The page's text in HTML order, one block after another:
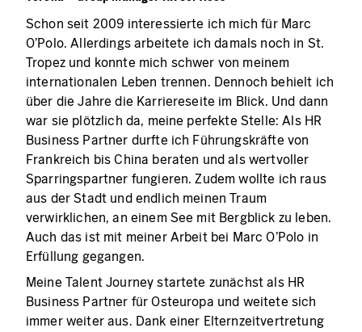
Schon seit 2009 interessierte ich mich für Marc
O’Polo. Allerdings arbeitete ich damals noch in St.
Tropez und konnte mich schwer von meinem
internationalen Leben trennen. Dennoch behielt ich
über die Jahre die Karriereseite im Blick. Und dann
war sie plötzlich da, meine perfekte Stelle: Als HR
Business Partner durfte ich Führungskräfte von
Frankreich bis China beraten und als wertvoller
Sparringspartner fungieren. Zudem wollte ich raus
aus der Stadt und endlich meinen Traum
verwirklichen, an einem See mit Bergblick zu leben.
Auch das ist mit meiner Arbeit bei Marc O’Polo in
Erfüllung gegangen.
Meine Talent Journey startete zunächst als HR
Business Partner für Osteuropa und weitete sich
immer weiter aus. Dank einer Elternzeitvertretung